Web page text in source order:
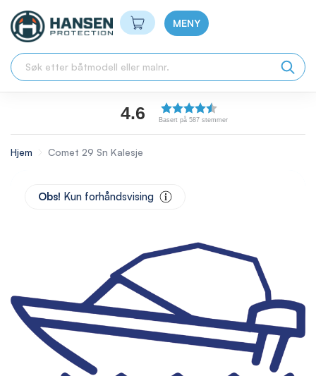
Min handlekurv
MENY
4.6 Basert på 587 stemmer
Hjem Comet 29 Sn Kalesje
Obs! Kun forhåndsvising